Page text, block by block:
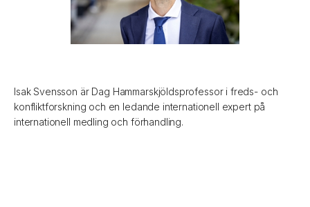
Isak Svensson är Dag Hammarskjöldsprofessor i freds- och
konfliktforskning och en ledande internationell expert på
internationell medling och förhandling.